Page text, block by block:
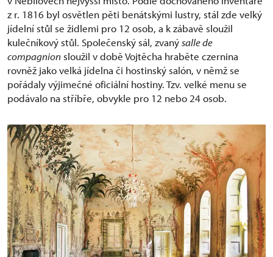
z r. 1816 byl osvětlen pěti benátskými lustry, stál zde velký
jídelní stůl se židlemi pro 12 osob, a k zábavě sloužil
kulečníkový stůl. Společenský sál, zvanýsalle de
compagnion sloužil v době Vojtěcha hraběte czernina
rovněž jako velká jídelna či hostinský salón, v němž se
pořádaly výjimečné oficiální hostiny. Tzv. velké menu se
podávalo na stříbře, obvykle pro 12 nebo 24 osob.